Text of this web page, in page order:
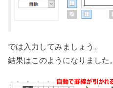
では入力してみましょう。
結果はこのようになりました。